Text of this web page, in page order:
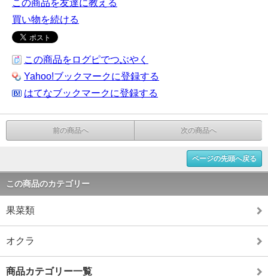
この商品を友達に教える
買い物を続ける
この商品をログピでつぶやく
Yahoo!ブックマークに登録する
はてなブックマークに登録する
前の商品へ 次の商品へ
ページの先頭へ戻る
この商品のカテゴリー
果菜類
オクラ
商品カテゴリー一覧